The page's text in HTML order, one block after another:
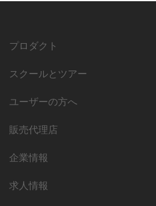
プロダクト
スクールとツアー
ユーザーの方へ
販売代理店
企業情報
求人情報